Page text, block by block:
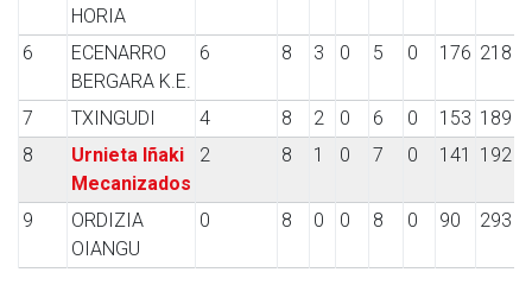
HORIA
6
ECENARRO
BERGARA K.E.
6 8 3 0 5 0 176 218
7 TXINGUDI 4 8 2 0 6 0 153 189
8
Urnieta Iñaki
Mecanizados
2 8 1 0 7 0 141 192
9
ORDIZIA
OIANGU
0 8 0 0 8 0 90 293